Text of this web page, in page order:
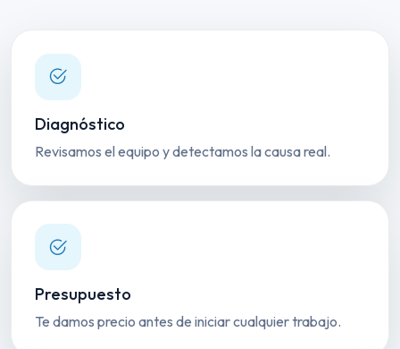
Diagnóstico
Revisamos el equipo y detectamos la causa real.
Presupuesto
Te damos precio antes de iniciar cualquier trabajo.